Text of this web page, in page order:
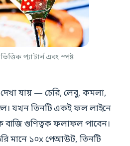
প্যাটার্ন এবং স্পষ্ট
যায় — চেরি, লেবু, কমলা,
যখন তিনটি একই ফল লাইনে
গুণিত্বক ফলাফল পাবেন।
মানে ১০x পেআউট, তিনটি